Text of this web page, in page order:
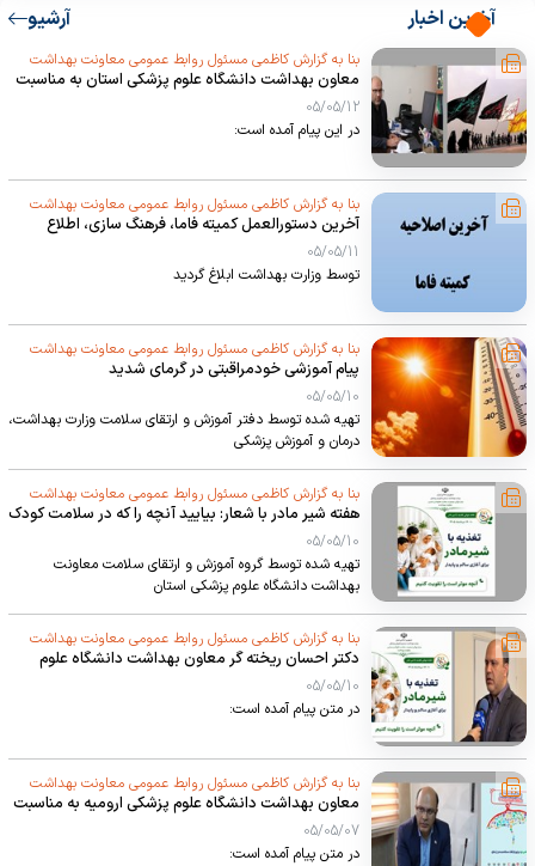
آخرین اخبار آرشیو
بنا به گزارش کاظمی مسئول روابط عمومی معاونت بهداشت
دانشگاه علوم پزشکی استان
معاون بهداشت دانشگاه علوم پزشکی استان به مناسبت
فرا رسیدن اربعین حسینی پیامی صادر نمود:
05/05/12
در این پیام آمده است:
بنا به گزارش کاظمی مسئول روابط عمومی معاونت بهداشت
دانشگاه علوم پزشکی استان
آخرین دستورالعمل کمیته فاما، فرهنگ سازی، اطلاع
رسانی و مشارکت اجتماعی
05/05/11
توسط وزارت بهداشت ابلاغ گردید
بنا به گزارش کاظمی مسئول روابط عمومی معاونت بهداشت
دانشگاه علوم پزشکی استان
پیام آموزشی خودمراقبتی در گرمای شدید
05/05/10
تهیه شده توسط دفتر آموزش و ارتقای سلامت وزارت بهداشت،
درمان و آموزش پزشکی
بنا به گزارش کاظمی مسئول روابط عمومی معاونت بهداشت
دانشگاه علوم پزشکی استان
هفته شیر مادر با شعار: بیایید آنچه را که در سلامت کودک
مؤثر است، با هم تقویت کنیم
05/05/10
تهیه شده توسط گروه آموزش و ارتقای سلامت معاونت
بهداشت دانشگاه علوم پزشکی استان
بنا به گزارش کاظمی مسئول روابط عمومی معاونت بهداشت
دانشگاه علوم پزشکی استان
دکتر احسان ریخته گر معاون بهداشت دانشگاه علوم
پزشکی استان طی پیامی فرا رسیدن هفته جهانی شیرمادر
را تبریک گفت.
05/05/10
در متن پیام آمده است:
بنا به گزارش کاظمی مسئول روابط عمومی معاونت بهداشت
دانشگاه علوم پزشکی استان
معاون بهداشت دانشگاه علوم پزشکی ارومیه به مناسبت
هفته جهانی هپاتیت پیامی صادر نمود
05/05/07
در متن پیام آمده است: